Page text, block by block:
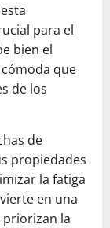
para el
bien el
que
de los
de
propiedades
la fatiga
en una
la